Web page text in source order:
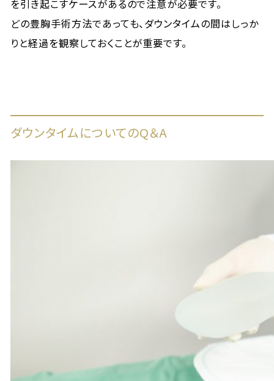
を引き起こすケースがあるので注意が必要です。
どの豊胸手術方法であっても、ダウンタイムの間はしっか
りと経過を観察しておくことが重要です。
ダウンタイムについてのQ＆A